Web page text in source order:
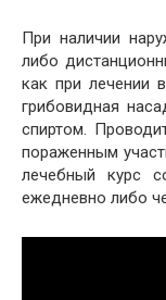
При наличии
либо
как при лечении
грибовидная
спиртом.
пораженным
лечебный курс
ежедневно либо